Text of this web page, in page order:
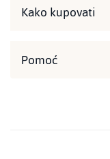
Kako kupovati
Pomoć